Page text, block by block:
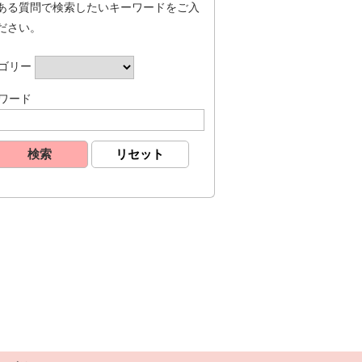
る質問で検索したいキーワードをご入
さい。
リー
ード